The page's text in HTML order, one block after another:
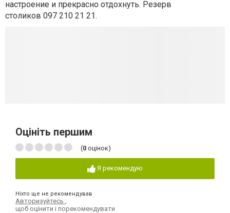
настроение и прекрасно отдохнуть. Резерв
столиков 097 210 21 21.
Оцініть першим
(0 оцінок)
Я рекомендую
Ніхто ще не рекомендував
Авторизуйтесь
щоб оцінити і порекомендувати